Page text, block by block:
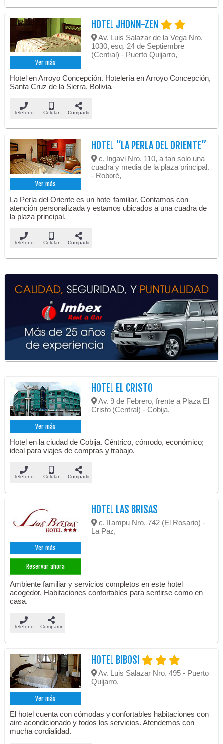
Ver más
HOTEL JHONN-ZEN
Av. Luis Salazar de la Vega Nro.
1030, esq. 24 de Septiembre
(Central) - Puerto Quijarro,
Hotel en Arroyo Concepción. Hotelería en Arroyo Concepción,
Santa Cruz de la Sierra, Bolivia.
Teléfono Celular Compartir
Ver más
HOTEL “LA PERLA DEL ORIENTE”
c. Ingavi Nro. 110, a tan solo una
cuadra y media de la plaza principal.
- Roboré,
La Perla del Oriente es un hotel familiar. Contamos con
atención personalizada y estamos ubicados a una cuadra de
la plaza principal.
Teléfono Celular Compartir
Ver más
HOTEL EL CRISTO
Av. 9 de Febrero, frente a Plaza El
Cristo (Central) - Cobija,
Hotel en la ciudad de Cobija. Céntrico, cómodo, económico;
ideal para viajes de compras y trabajo.
Teléfono Celular Compartir
Ver más
Reservar ahora
HOTEL LAS BRISAS
c. Illampu Nro. 742 (El Rosario) -
La Paz,
Ambiente familiar y servicios completos en este hotel
acogedor. Habitaciones confortables para sentirse como en
casa.
Teléfono Compartir
Ver más
HOTEL BIBOSI
Av. Luis Salazar Nro. 495 - Puerto
Quijarro,
El hotel cuenta con cómodas y confortables habitaciones con
aire acondicionado y todos los servicios. Atendemos con
mucha cordialidad.